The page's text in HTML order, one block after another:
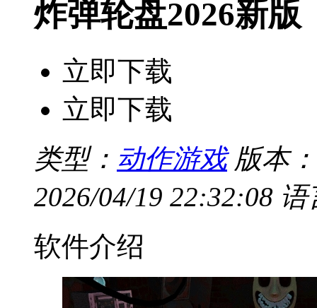
炸弹轮盘2026新版
立即下载
立即下载
类型： 动作游戏 版本
2026/04/19 22:32:08 语
软件介绍